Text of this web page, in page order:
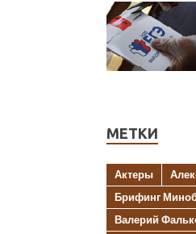
МЕТКИ
Актеры
Брифинг
Валерий